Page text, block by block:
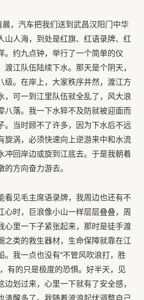
晨，汽车把我们送到武昌汉阳门中华
山人海，到处是红旗、红语录牌、红
。约九点钟，举行了一个简单的仪
渡江队伍陆续下水。那天是个阴天，
级。在岸上，大家秩序井然，渡江方
，可一到江里队伍就全乱了，风大浪
八落。我一下水猝不及防就被迎面而
。当时顾不了许多，因为下水后不远
旋涡，必须快速向上逆游来中和水流
冲回岸边或旋到江底去。于是我朝着
的方向奋力游去。
看见毛主席语录牌，我周边也还有不
心时，巨浪像小山一样层层叠叠，周
心里一下子紧张起来，那时是徒手渡
之类的救生器材，生命保障就靠在江
。我一点也没有“不管风吹浪打，胜
有的只是极度的恐惧。好半天，见
边划过来，心里一下就有了安全感，
清醒多了。我随着波浪起伏调整自己